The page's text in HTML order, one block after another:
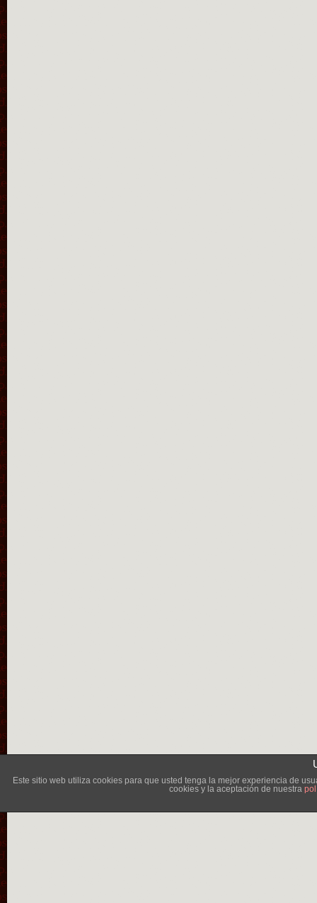
Este sitio web utiliza cookies para que usted tenga la mejor experiencia de
cookies y la aceptación de nuestra